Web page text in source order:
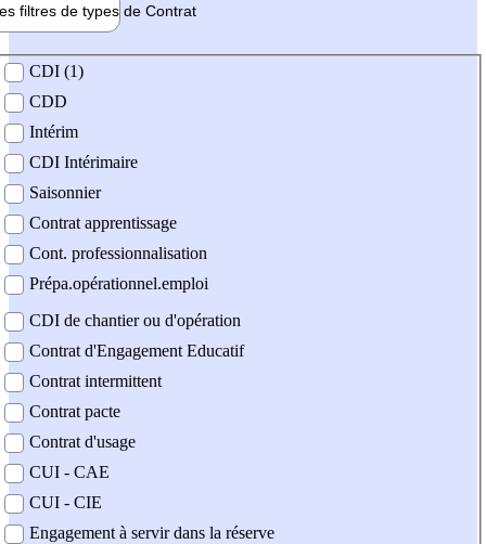
filtres de types de Contrat
contrat
CDI (1)
CDD
Intérim
CDI Intérimaire
Saisonnier
Contrat apprentissage
Cont. professionnalisation
Prépa.opérationnel.emploi
CDI de chantier ou d'opération
Contrat d'Engagement Educatif
Contrat intermittent
Contrat pacte
Contrat d'usage
CUI - CAE
CUI - CIE
Engagement à servir dans la réserve